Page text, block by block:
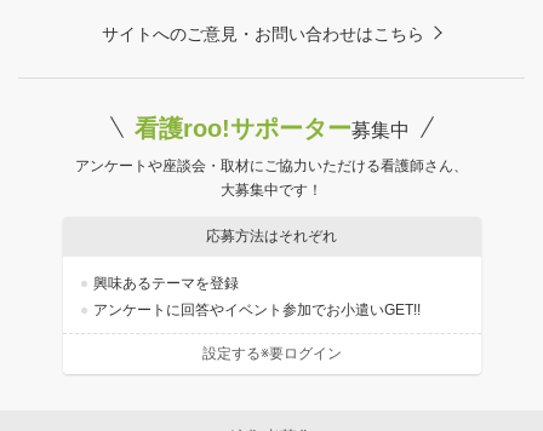
サイトへのご意見・お問い合わせはこちら
看護roo!サポーター募集中
アンケートや座談会・取材にご協力いただける看護師さん、
大募集中です！
応募方法はそれぞれ
興味あるテーマを登録
アンケートに回答やイベント参加でお小遣いGET!!
設定する※要ログイン